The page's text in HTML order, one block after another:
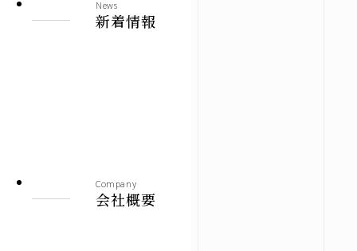
News
新着情報
Company
会社概要